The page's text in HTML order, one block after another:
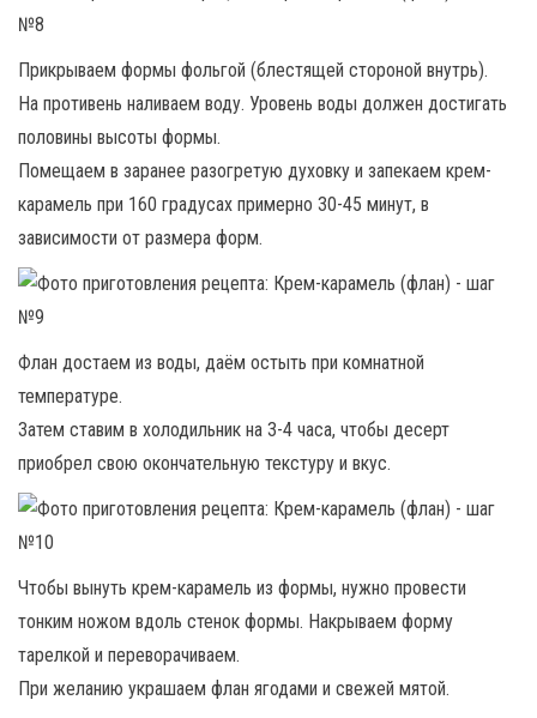
Прикрываем формы фольгой (блестящей стороной внутрь).
На противень наливаем воду. Уровень воды должен достигать
половины высоты формы.
Помещаем в заранее разогретую духовку и запекаем крем-
карамель при 160 градусах примерно 30-45 минут, в
зависимости от размера форм.
Флан достаем из воды, даём остыть при комнатной
температуре.
Затем ставим в холодильник на 3-4 часа, чтобы десерт
приобрел свою окончательную текстуру и вкус.
Чтобы вынуть крем-карамель из формы, нужно провести
тонким ножом вдоль стенок формы. Накрываем форму
тарелкой и переворачиваем.
При желанию украшаем флан ягодами и свежей мятой.